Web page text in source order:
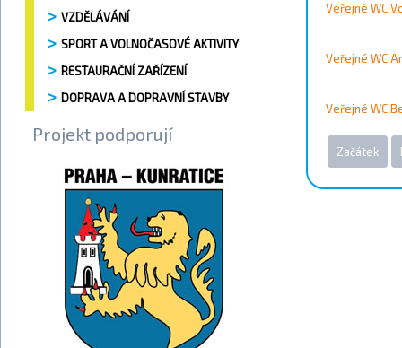
VZDĚLÁVÁNÍ
SPORT A VOLNOČASOVÉ AKTIVITY
RESTAURAČNÍ ZAŘÍZENÍ
DOPRAVA A DOPRAVNÍ STAVBY
Projekt podporují
Veřejné WC
Veřejné WC
Veřejné WC
Začátek